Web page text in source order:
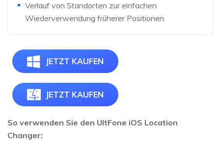
Verlauf von Standorten zur einfachen
Wiederverwendung früherer Positionen.
JETZT KAUFEN
JETZT KAUFEN
So verwenden Sie den UltFone iOS Location
Changer: